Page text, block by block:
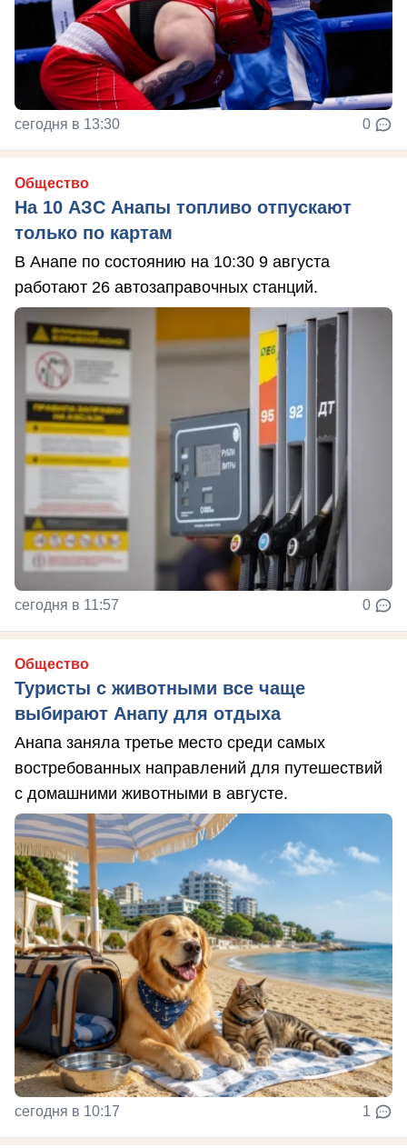
сегодня в 13:30 0
Общество
На 10 АЗС Анапы топливо отпускают
только по картам
В Анапе по состоянию на 10:30 9 августа
работают 26 автозаправочных станций.
сегодня в 11:57 0
Общество
Туристы с животными все чаще
выбирают Анапу для отдыха
Анапа заняла третье место среди самых
востребованных направлений для путешествий
с домашними животными в августе.
сегодня в 10:17 1